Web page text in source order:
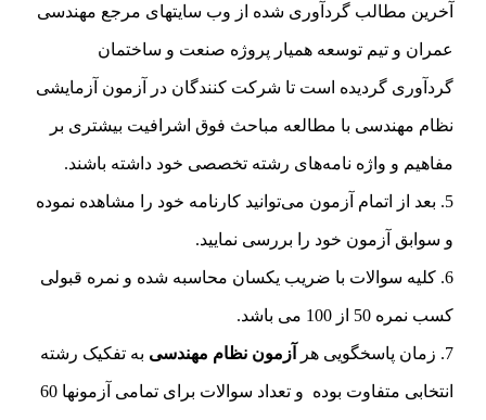
آخرین مطالب گردآوری شده از وب سایتهای مرجع مهندسی
عمران و تیم توسعه همیار پروژه صنعت و ساختمان
گردآوری گردیده است تا شرکت کنندگان در آزمون آزمایشی
نظام مهندسی با مطالعه مباحث فوق اشرافیت بیشتری بر
مفاهیم و واژه نامه‌های رشته تخصصی خود داشته باشند.
بعد از اتمام آزمون می‌توانید کارنامه خود را مشاهده نموده
و سوابق آزمون خود را بررسی نمایید.
کلیه سوالات با ضریب یکسان محاسبه شده و نمره قبولی
کسب نمره 50 از 100 می باشد.
زمان پاسخگویی هر آزمون نظام مهندسی به تفکیک رشته
انتخابی متفاوت بوده و تعداد سوالات برای تمامی آزمونها 60